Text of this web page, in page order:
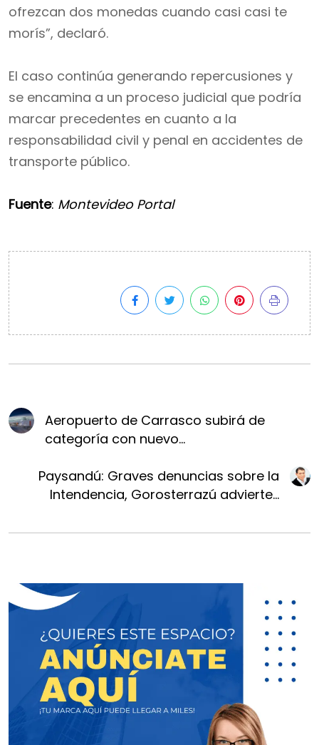
ofrezcan dos monedas cuando casi casi te
morís”, declaró.
El caso continúa generando repercusiones y
se encamina a un proceso judicial que podría
marcar precedentes en cuanto a la
responsabilidad civil y penal en accidentes de
transporte público.
Fuente: Montevideo Portal
Aeropuerto de Carrasco subirá de
categoría con nuevo...
Paysandú: Graves denuncias sobre la
Intendencia, Gorosterrazú advierte...